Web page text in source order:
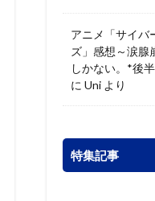
アニメ「サイバ
ズ」感想～涙腺
しかない。*後
に Uni より
特集記事